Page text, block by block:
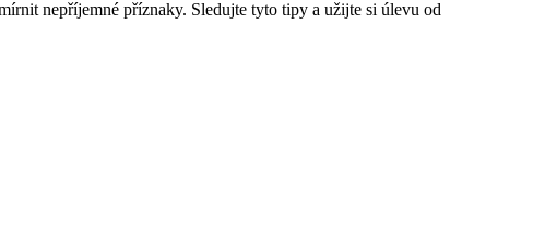
nepříjemné příznaky. Sledujte tyto tipy a užijte si úlevu od